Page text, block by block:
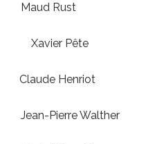
Rust
Pête
Henriot
Walther